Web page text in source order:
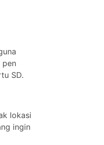
pen
SD.
lokasi
ingin